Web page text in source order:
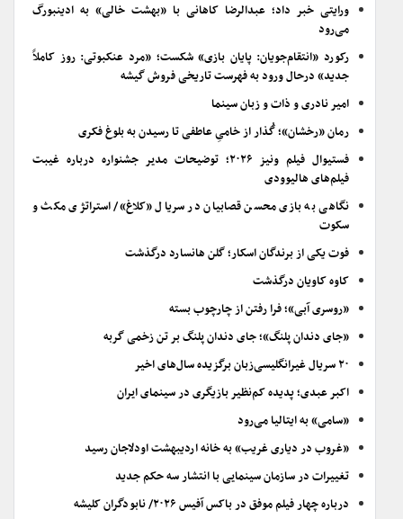
ورایتی خبر داد؛ عبدالرضا کاهانی با «بهشت خالی» به ادینبورگ
می‌رود
رکورد «انتقام‌جویان: پایان بازی» شکست؛ «مرد عنکبوتی: روز کاملاً
جدید» درحال ورود به فهرست تاریخی فروش گیشه
امیر نادری و ذات و زبان سینما
رمان «رخشان»؛ گُذار از خامیِ عاطفی تا رسیدن به بلوغ فکری
فستیوال فیلم ونیز ۲۰۲۶؛ توضیحات مدیر جشنواره درباره غیبت
فیلم‌های هالیوودی
نگاهی به بازی محسن قصابیان در سریال «کلاغ»/ استراتژی مکث و
سکوت
فوت یکی از برندگان اسکار؛ گلن هانسارد درگذشت
کاوه کاویان درگذشت
«روسری آبی»؛ فرا رفتن از چارچوب بسته
«جای دندان پلنگ»؛ جای دندان پلنگ بر تن زخمی گربه
۲۰ سریال غیرانگلیسی‌زبان برگزیده سال‌های اخیر
اکبر عبدی؛ پدیده کم‌نظیر بازیگری در سینمای ایران
«سامی» به ایتالیا می‌رود
«غروب در دیاری غریب» به خانه اردیبهشت اودلاجان رسید
تغییرات در سازمان سینمایی با انتشار سه حکم جدید
درباره چهار فیلم موفق در باکس آفیس ۲۰۲۶/ نابودگران کلیشه